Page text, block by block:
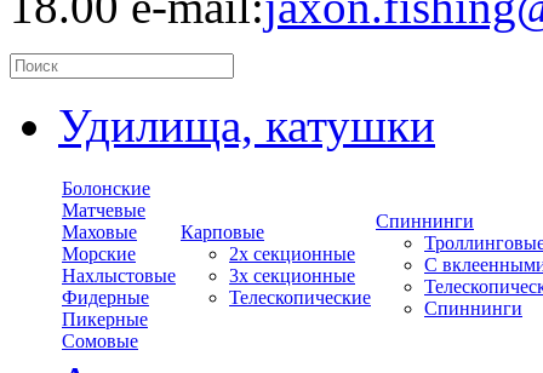
Удилища, катушки
Болонские
Матчевые
Маховые
Морские
Нахлыстовые
Фидерные
Пикерные
Сомовые
Карповые
2х секционные
3х секционные
Телескопические
Спиннинги
С
Спиннинги